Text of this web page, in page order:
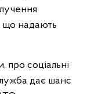
що надають
соціальні
дає шанс